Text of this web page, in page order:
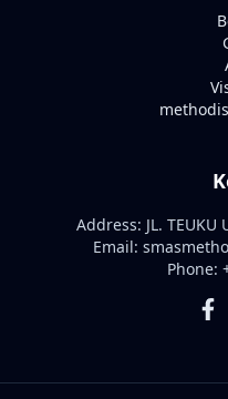
Address: JL. TEUKU
Email:
Phone: